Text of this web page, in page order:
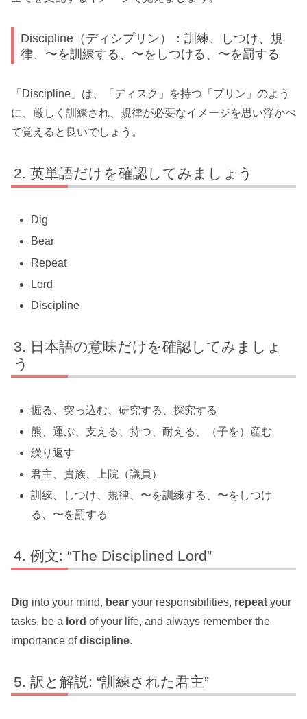
Discipline（ディシプリン）：訓練、しつけ、規
律、〜を訓練する、〜をしつける、〜を罰する
「Discipline」は、「ディスク」を持つ「プリン」のよう
に、厳しく訓練され、規律が必要なイメージを思い浮かべ
て覚えると良いでしょう。
英単語だけを確認してみましょう
Dig
Bear
Repeat
Lord
Discipline
日本語の意味だけを確認してみましょ
う
掘る、突っ込む、研究する、探究する
熊、運ぶ、支える、持つ、耐える、（子を）産む
繰り返す
君主、貴族、上院（議員）
訓練、しつけ、規律、〜を訓練する、〜をしつけ
る、〜を罰する
例文: “The Disciplined Lord”
Dig into your mind, bear your responsibilities, repeat your
tasks, be a lord of your life, and always remember the
importance ofdiscipline.
訳と解説: “訓練された君主”